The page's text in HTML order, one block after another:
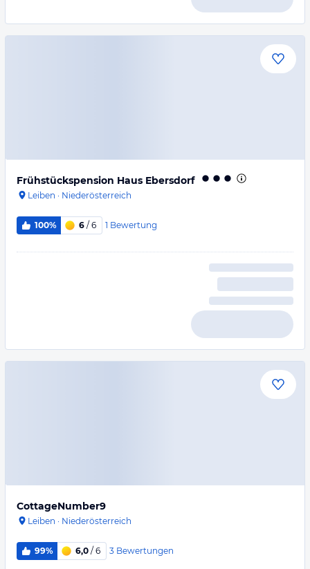
Frühstückspension Haus Ebersdorf
Leiben · Niederösterreich
100% 6 / 6 1 Bewertung
CottageNumber9
Leiben · Niederösterreich
99% 6,0 / 6 3 Bewertungen